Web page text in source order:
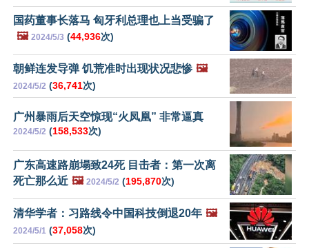
国药董事长落马 匈牙利总理也上当受骗了
🖼️ 2024/5/3 (44,936次)
朝鲜连发导弹 饥荒准时出现状况悲惨 🖼️
2024/5/2 (36,741次)
广州暴雨后天空惊现“火凤凰” 非常逼真
2024/5/2 (158,533次)
广东高速路崩塌致24死 目击者：第一次离
死亡那么近 🖼️ 2024/5/2 (195,870次)
清华学者：习路线令中国科技倒退20年 🖼️
2024/5/1 (37,058次)